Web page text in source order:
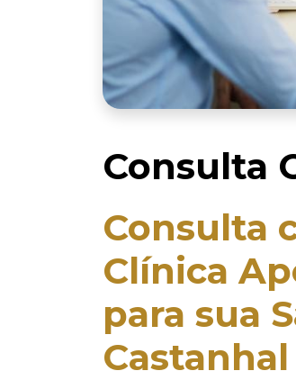
Consulta
Consulta
Clínica
para sua